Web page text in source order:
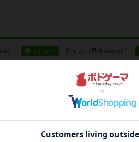
レビュー
エコーズ・オブ・タイム